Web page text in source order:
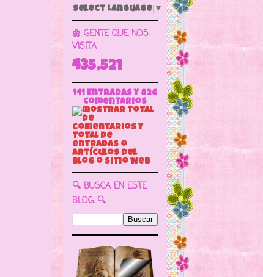
Select Language ▼
🌼 GENTE QUE NOS
VISITA
435,521
141 Entradas y 826
Comentarios
🔍 BUSCA EN ESTE
BLOG...🔍